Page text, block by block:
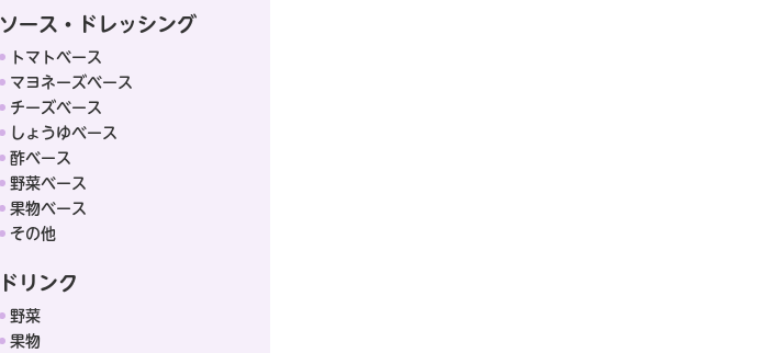
ソース・ドレッシング
トマトベース
マヨネーズベース
チーズベース
しょうゆベース
酢ベース
野菜ベース
果物ベース
その他
ドリンク
野菜
果物